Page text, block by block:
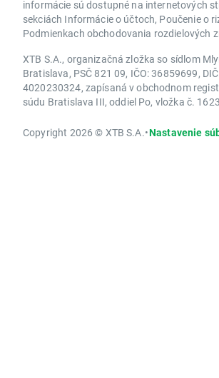
informácie sú dostupné na internetových
sekciách Informácie o účtoch, Poučenie o
Podmienkach obchodovania rozdielových
XTB S.A., organizačná zložka so sídlom
Bratislava, PSČ 821 09, IČO: 36859699,
4020230324, zapísaná v obchodnom
súdu Bratislava III, oddiel Po, vložka č.
Copyright 2026 © XTB S.A.•Nastavenie